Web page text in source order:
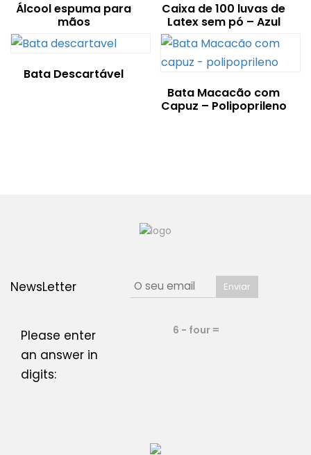
Álcool espuma para
mãos
Caixa de 100 luvas de
Latex sem pó – Azul
Bata Descartável
Bata Macacão com
Capuz – Polipoprileno
NewsLetter
Please enter
an answer in
digits:
6 − four =